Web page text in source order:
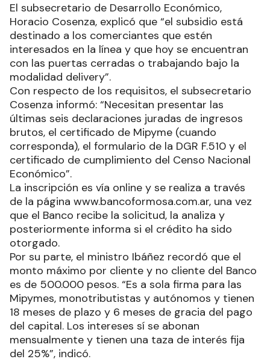
El subsecretario de Desarrollo Económico,
Horacio Cosenza, explicó que “el subsidio está
destinado a los comerciantes que estén
interesados en la línea y que hoy se encuentran
con las puertas cerradas o trabajando bajo la
modalidad delivery”.
Con respecto de los requisitos, el subsecretario
Cosenza informó: “Necesitan presentar las
últimas seis declaraciones juradas de ingresos
brutos, el certificado de Mipyme (cuando
corresponda), el formulario de la DGR F.510 y el
certificado de cumplimiento del Censo Nacional
Económico”.
La inscripción es vía online y se realiza a través
de la página www.bancoformosa.com.ar, una vez
que el Banco recibe la solicitud, la analiza y
posteriormente informa si el crédito ha sido
otorgado.
Por su parte, el ministro Ibáñez recordó que el
monto máximo por cliente y no cliente del Banco
es de 500.000 pesos. “Es a sola firma para las
Mipymes, monotributistas y autónomos y tienen
18 meses de plazo y 6 meses de gracia del pago
del capital. Los intereses sí se abonan
mensualmente y tienen una taza de interés fija
del 25%”, indicó.